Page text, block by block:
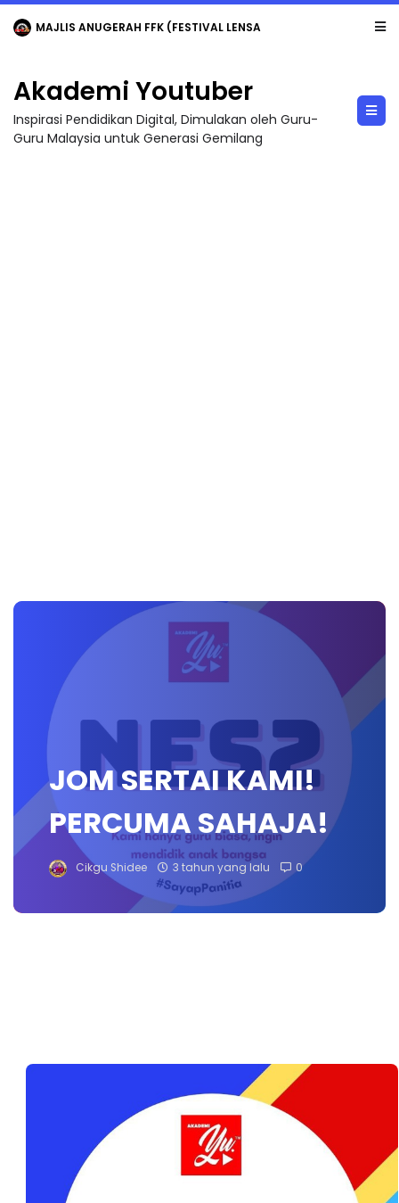
MAJLIS ANUGERAH FFK (FESTIVAL LENSA PENDIDIKAN - FLeP) 2026
Akademi Youtuber
Inspirasi Pendidikan Digital, Dimulakan oleh Guru-
Guru Malaysia untuk Generasi Gemilang
JOM SERTAI KAMI!
PERCUMA SAHAJA!
Cikgu Shidee 3 tahun yang lalu 0